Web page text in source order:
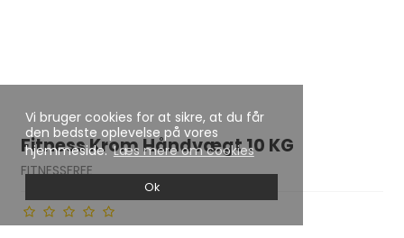
Vi bruger cookies for at sikre, at du får
den bedste oplevelse på vores
hjemmeside.Læs mere om cookies
Ok
Fitness Krom Håndvægt 10 KG
FITNESSFREE